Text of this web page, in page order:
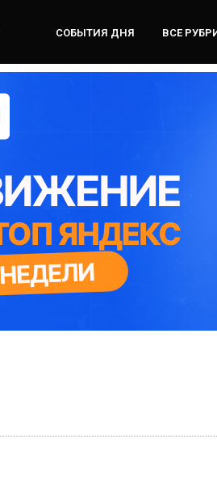
СОБЫТИЯ ДНЯ ВСЕ